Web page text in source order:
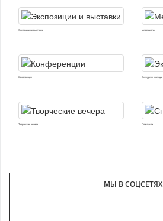
Экспозиции и выставки Мероприятия
Конференции Экскурсии и лекции
Творческие вечера Спектакли
МЫ В СОЦСЕТЯХ